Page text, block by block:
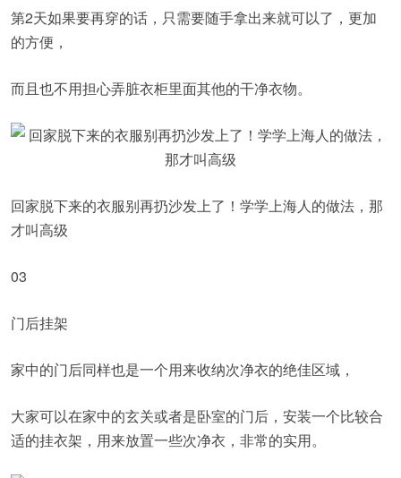
第2天如果要再穿的话，只需要随手拿出来就可以了，更加
的方便，
而且也不用担心弄脏衣柜里面其他的干净衣物。
回家脱下来的衣服别再扔沙发上了！学学上海人的做法，那
才叫高级
03
门后挂架
家中的门后同样也是一个用来收纳次净衣的绝佳区域，
大家可以在家中的玄关或者是卧室的门后，安装一个比较合
适的挂衣架，用来放置一些次净衣，非常的实用。